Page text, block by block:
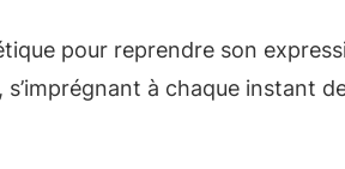
pour reprendre son
à chaque instant